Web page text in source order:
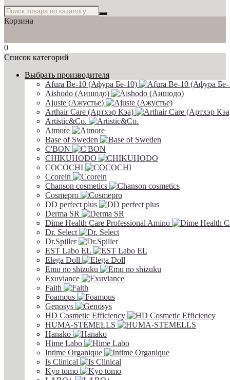
Корзина
0
Список категорий
Выбрать производителя
Afura Be-10 (Афура Бе-10)
Aishodo (Аишодо)
Ajuste (Ажустье)
Arthair Care (Артхэр Кэа)
Artistic&Co.
Atmore
Base of Sweden
C'BON
CHIKUHODO
COCOCHI
Ccorein
Chanson cosmetics
Cosmepro
DD perfect plus
Derma SR
Dime Health Care Professional Amino
Dr. Select
Dr.Spiller
EST Labo EL
Elega Doll
Emu no shizuku
Exuviance
Faith
Foamous
Genosys
HD Cosmetic Efficiency
HUMA-STEMELLS
Hanako
Hime Labo
Intime Organique
Is Clinical
Kyo tomo